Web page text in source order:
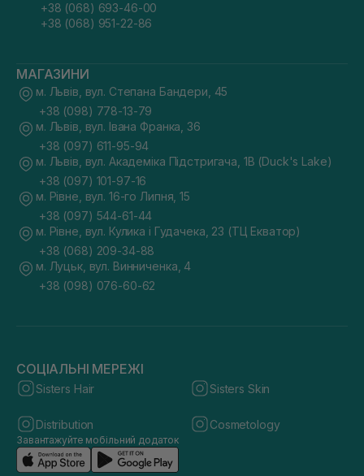
+38 (068) 693-46-00
+38 (068) 951-22-86
МАГАЗИНИ
м. Львів, вул. Степана Бандери, 45
+38 (098) 778-13-79
м. Львів, вул. Івана Франка, 36
+38 (097) 611-95-94
м. Львів, вул. Академіка Підстригача, 1В (Duck's Lake)
+38 (097) 101-97-16
м. Рівне, вул. 16-го Липня, 15
+38 (097) 544-61-44
м. Рівне, вул. Кулика і Гудачека, 23 (ТЦ Екватор)
+38 (068) 209-34-88
м. Луцьк, вул. Винниченка, 4
+38 (098) 076-60-62
СОЦІАЛЬНІ МЕРЕЖІ
Sisters Hair Sisters Skin
Distribution Cosmetology
Завантажуйте мобільний додаток